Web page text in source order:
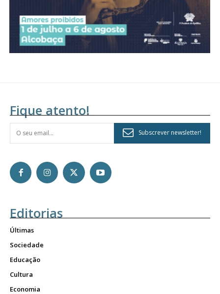
Fique atento!
Subscrever newsletter!
Editorias
Últimas
Sociedade
Educação
Cultura
Economia